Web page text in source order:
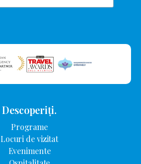
CĂUTARE DE CAZARE
Descoperiți.
Programe
Locuri de vizitat
Evenimente